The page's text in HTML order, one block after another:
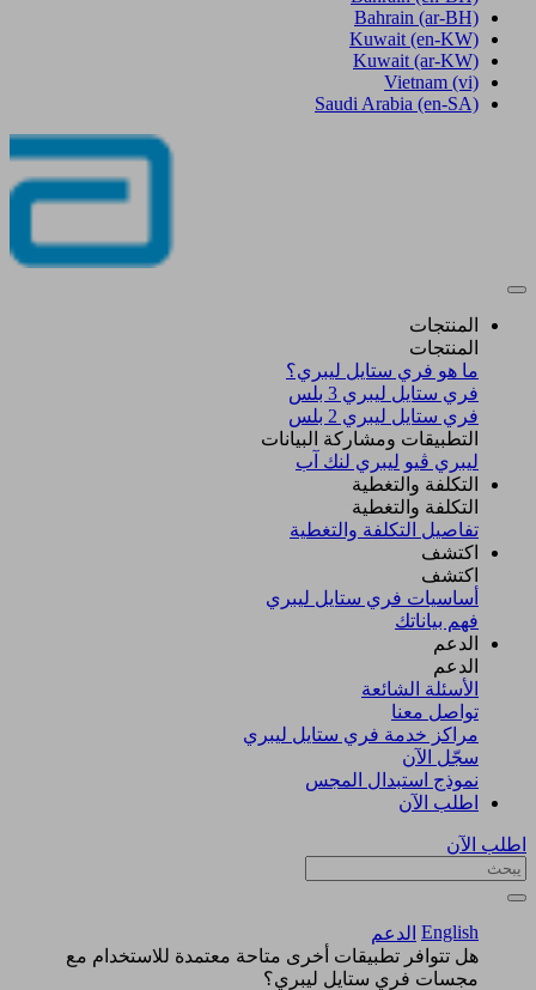
Bahrain (ar-BH)
Kuwait (en-KW)
Kuwait (ar-KW)
Vietnam (vi)
Saudi Arabia (en-SA)
المنتجات
المنتجات
ما هو فري ستايل ليبري؟
فري ستايل ليبري 3 بلس​
فري ستايل ليبري 2 بلس​
التطبيقات ومشاركة البيانات
ليبري ڤيو ليبري لنك آب
التكلفة والتغطية
التكلفة والتغطية
تفاصيل التكلفة والتغطية
اكتشف​
اكتشف​
أساسيات فري ستايل ليبري
فهم بياناتك
الدعم
الدعم
الأسئلة الشائعة
تواصل معنا
مراكز خدمة فري ستايل ليبري
سجّل الآن​
نموذج استبدال المجس
اطلب الآن
اطلب الآن
English الدعم
هل تتوافر تطبيقات أخرى متاحة معتمدة للاستخدام مع
مجسات فري ستايل ليبري؟